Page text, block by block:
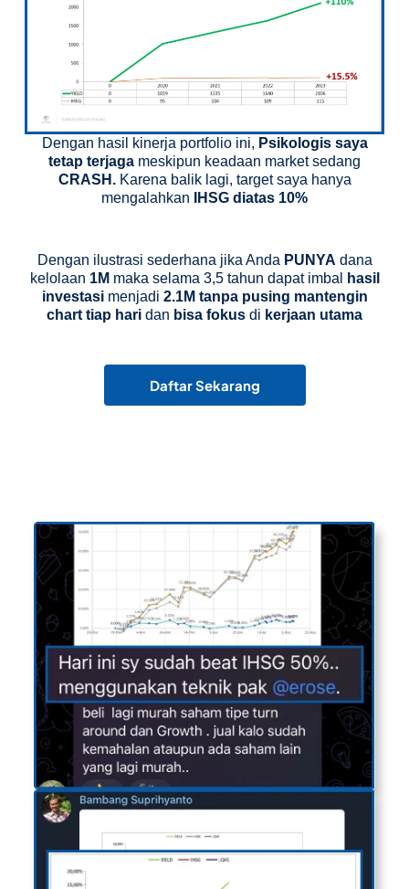
Dengan hasil kinerja portfolio ini, Psikologis saya
tetap terjaga meskipun keadaan market sedang
CRASH. Karena balik lagi, target saya hanya
mengalahkan
IHSG diatas 10%
Dengan ilustrasi sederhana jika Anda PUNYA dana
kelolaan 1M maka selama 3,5 tahun dapat imbal
hasil
investasimenjadi 2.1M tanpa pusing mantengin
chart tiap hari dan bisa fokus di kerjaan utama
Daftar Sekarang